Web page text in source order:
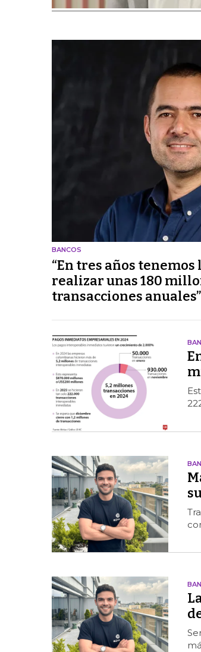
BANCOS
“En tres años tenemos
realizar unas 180
transacciones anuales”